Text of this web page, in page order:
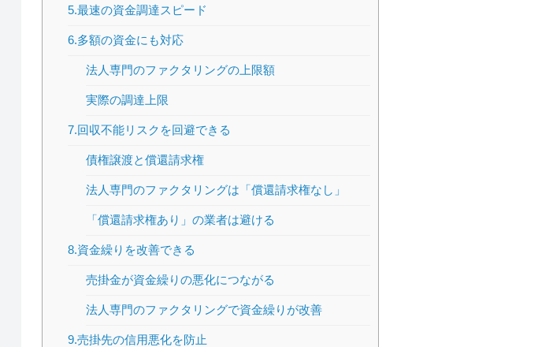
5.最速の資金調達スピード
6.多額の資金にも対応
法人専門のファクタリングの上限額
実際の調達上限
7.回収不能リスクを回避できる
債権譲渡と償還請求権
法人専門のファクタリングは「償還請求権なし」
「償還請求権あり」の業者は避ける
8.資金繰りを改善できる
売掛金が資金繰りの悪化につながる
法人専門のファクタリングで資金繰りが改善
9.売掛先の信用悪化を防止